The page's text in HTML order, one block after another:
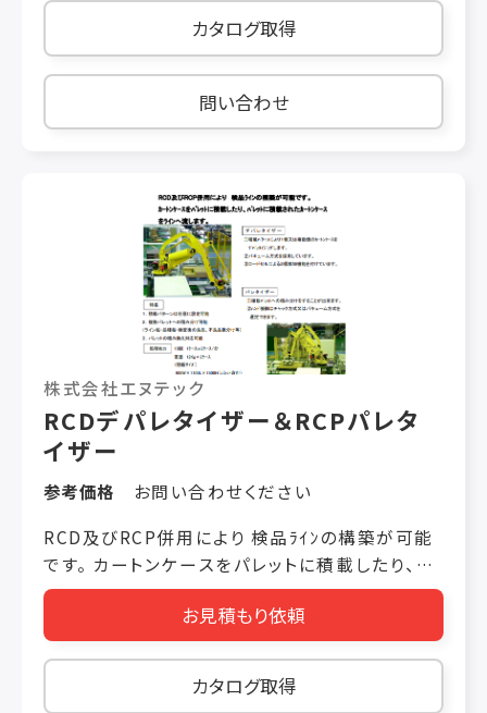
1750ｍｍ
カタログ取得
問い合わせ
株式会社エヌテック
RCDデパレタイザー＆RCPパレタ
イザー
参考価格
お問い合わせください
RCD及びRCP併用により 検品ﾗｲﾝの構築が可能
です。 カートンケースをパレットに積載したり、パ
レットに積載されたカートンケースをラインへ流
１個又は複数個のカートンケースをデパレタイジ
ングします。 ②バキューム方式を採用していま
す。 ③ロードセルによる２個検知機能を付けてい
お見積もり依頼
カタログ取得